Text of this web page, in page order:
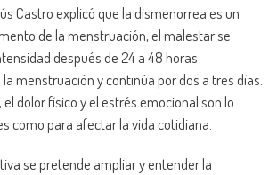
Castro explicó que la dismenorrea es un
de la menstruación, el malestar se
después de 24 a 48 horas
menstruación y continúa por dos a tres días.
dolor físico y el estrés emocional son lo
como para afectar la vida cotidiana.
se pretende ampliar y entender la